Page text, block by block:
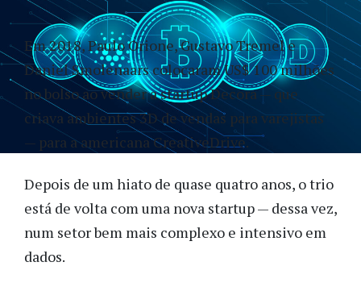
Em 2018, Paulo Orione, Gustavo Tremel e
Daniel Smolenaars colocaram US$ 100 milhões
no bolso ao vender a startup Decora — que
criava ambientes 3D de vendas para varejistas
— para a americana CreativeDrive.
Depois de um hiato de quase quatro anos, o trio
está de volta com uma nova startup — dessa vez,
num setor bem mais complexo e intensivo em
dados.